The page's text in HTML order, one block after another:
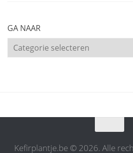
GA NAAR
Ga
naar
Kefirplantje.be © 2026. Alle